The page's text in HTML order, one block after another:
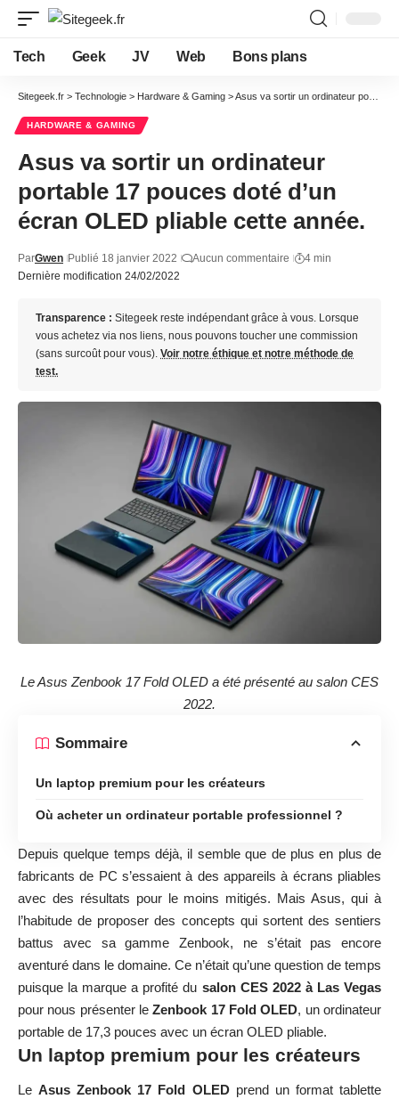
Tech Geek JV Web Bons plans
Sitegeek.fr > Technologie > Hardware & Gaming >Asus va sortir un ordinateur portable 17 pouces doté d’un écran OLED pliable cette année.
HARDWARE & GAMING
Asus va sortir un ordinateur
portable 17 pouces doté d’un
écran OLED pliable cette année.
Dernière modification 24/02/2022
ParGwen Publié 18 janvier 2022 Aucun commentaire 4 min
Transparence : Sitegeek reste indépendant grâce à vous. Lorsque
vous achetez via nos liens, nous pouvons toucher une commission
(sans surcoût pour vous). Voir notre éthique et notre méthode de
test.
Le Asus Zenbook 17 Fold OLED a été présenté au salon CES
2022.
Sommaire
Un laptop premium pour les créateurs
Où acheter un ordinateur portable professionnel ?
Depuis quelque temps déjà, il semble que de plus en plus de
fabricants de PC s’essaient à des appareils à écrans pliables
avec des résultats pour le moins mitigés. Mais Asus, qui à
l’habitude de proposer des concepts qui sortent des sentiers
battus avec sa gamme Zenbook, ne s’était pas encore
aventuré dans le domaine. Ce n’était qu’une question de temps
puisque la marque a profité du salon CES 2022 à Las Vegas
pour nous présenter leZenbook 17 Fold OLED, un ordinateur
portable de 17,3 pouces avec un écran OLED pliable.
Un laptop premium pour les créateurs
LeAsus Zenbook 17 Fold OLEDprend un format tablette